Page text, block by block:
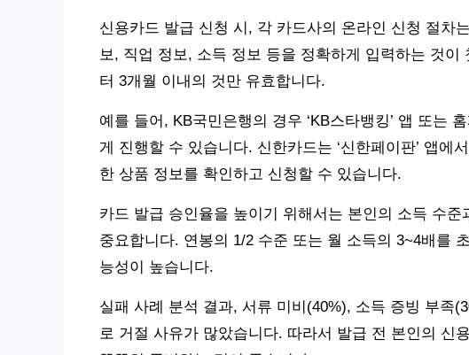
신용카드 발급 신청 시, 각 카드사의 온라인 신청 절차
보, 직업 정보, 소득 정보 등을 정확하게 입력하는 것
터 3개월 이내의 것만 유효합니다.
예를 들어, KB국민은행의 경우 ‘KB스타뱅킹’ 앱 또는
게 진행할 수 있습니다. 신한카드는 ‘신한페이판’ 앱에
한 상품 정보를 확인하고 신청할 수 있습니다.
카드 발급 승인율을 높이기 위해서는 본인의 소득 수
중요합니다. 연봉의 1/2 수준 또는 월 소득의 3~4배를
능성이 높습니다.
실패 사례 분석 결과, 서류 미비(40%), 소득 증빙 부족
로 거절 사유가 많았습니다. 따라서 발급 전 본인의 신